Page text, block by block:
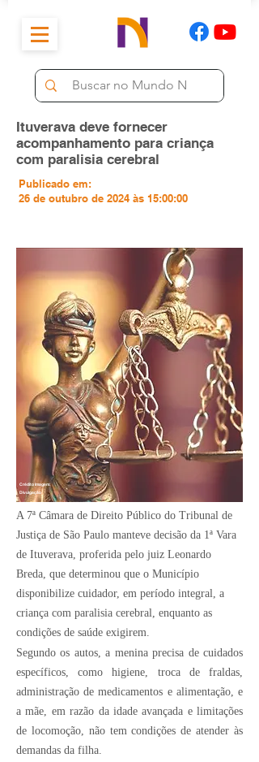
Ituverava deve fornecer
acompanhamento para criança
com paralisia cerebral
Publicado em:
26 de outubro de 2024 às 15:00:00
Divulgação
Crédito Imagem:
A 7ª Câmara de Direito Público do Tribunal de
Justiça de São Paulo manteve decisão da 1ª Vara
de Ituverava, proferida pelo juiz Leonardo
Breda, que determinou que o Município
disponibilize cuidador, em período integral, a
criança com paralisia cerebral, enquanto as
condições de saúde exigirem.
Segundo os autos, a menina precisa de cuidados
específicos, como higiene, troca de fraldas,
administração de medicamentos e alimentação, e
a mãe, em razão da idade avançada e limitações
de locomoção, não tem condições de atender às
demandas da filha.